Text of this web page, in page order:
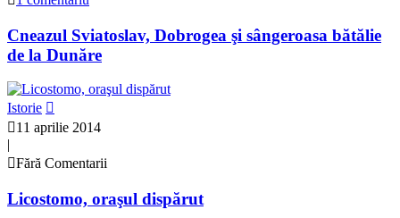
Cneazul Sviatoslav, Dobrogea şi sângeroasa bătălie
de la Dunăre
Istorie
11 aprilie 2014
|
Fără Comentarii
Licostomo, oraşul dispărut